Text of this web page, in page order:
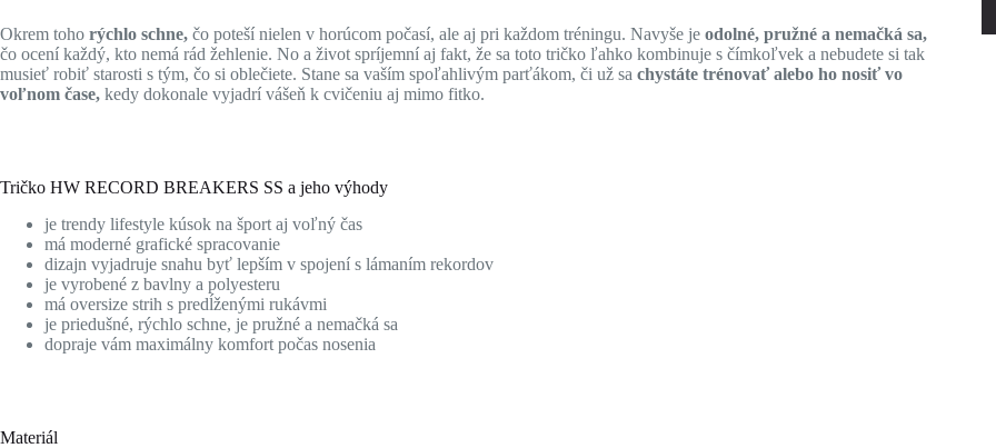
Okrem toho rýchlo schne, čo poteší nielen v horúcom počasí, ale aj pri každom tréningu. Navyše je odolné, pružné a nemačká sa,
čo ocení každý, kto nemá rád žehlenie. No a život spríjemní aj fakt, že sa toto tričko ľahko kombinuje s čímkoľvek a nebudete si tak
musieť robiť starosti s tým, čo si oblečiete. Stane sa vaším spoľahlivým parťákom, či už sa chystáte trénovať alebo ho nosiť vo
voľnom čase, kedy dokonale vyjadrí vášeň k cvičeniu aj mimo fitko.
Tričko HW RECORD BREAKERS SS a jeho výhody
je trendy lifestyle kúsok na šport aj voľný čas
má moderné grafické spracovanie
dizajn vyjadruje snahu byť lepším v spojení s lámaním rekordov
je vyrobené z bavlny a polyesteru
má oversize strih s predĺženými rukávmi
je priedušné, rýchlo schne, je pružné a nemačká sa
dopraje vám maximálny komfort počas nosenia
Materiál